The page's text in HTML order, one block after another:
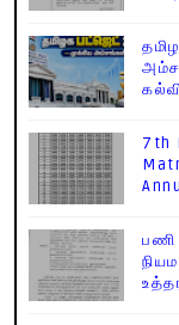
7th
பணி